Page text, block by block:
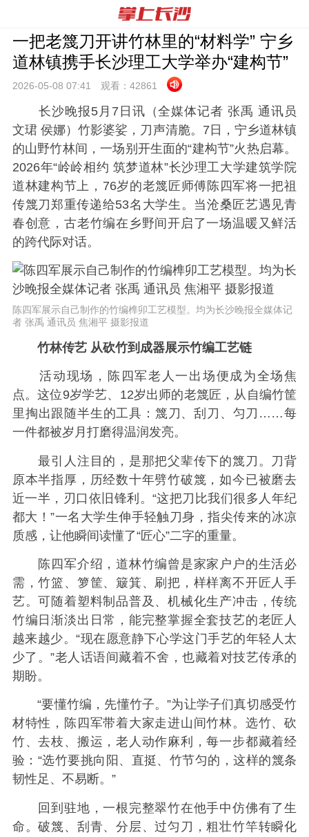
一把老篾刀开讲竹林里的“材料学” 宁乡
道林镇携手长沙理工大学举办“建构节”
2026-05-08 07:41 观看： 42861
长沙晚报5月7日讯（全媒体记者 张禹 通讯员
文珺 侯娜）竹影婆娑，刀声清脆。7日，宁乡道林镇
的山野竹林间，一场别开生面的“建构节”火热启幕。
2026年“岭岭相约 筑梦道林”长沙理工大学建筑学院
道林建构节上，76岁的老篾匠师傅陈四军将一把祖
传篾刀郑重传递给53名大学生。当沧桑匠艺遇见青
春创意，古老竹编在乡野间开启了一场温暖又鲜活
的跨代际对话。
陈四军展示自己制作的竹编榫卯工艺模型。均为长沙晚报全媒体记
者 张禹 通讯员 焦湘平 摄影报道
竹林传艺 从砍竹到成器展示竹编工艺链
活动现场，陈四军老人一出场便成为全场焦
点。这位9岁学艺、12岁出师的老篾匠，从自编竹筐
里掏出跟随半生的工具：篾刀、刮刀、匀刀……每
一件都被岁月打磨得温润发亮。
最引人注目的，是那把父辈传下的篾刀。刀背
原本半指厚，历经数十年劈竹破篾，如今已被磨去
近一半，刃口依旧锋利。“这把刀比我们很多人年纪
都大！”一名大学生伸手轻触刀身，指尖传来的冰凉
质感，让他瞬间读懂了“匠心”二字的重量。
陈四军介绍，道林竹编曾是家家户户的生活必
需，竹篮、箩筐、簸箕、刷把，样样离不开匠人手
艺。可随着塑料制品普及、机械化生产冲击，传统
竹编日渐淡出日常，能完整掌握全套技艺的老匠人
越来越少。“现在愿意静下心学这门手艺的年轻人太
少了。”老人话语间藏着不舍，也藏着对技艺传承的
期盼。
“要懂竹编，先懂竹子。”为让学子们真切感受竹
材特性，陈四军带着大家走进山间竹林。选竹、砍
竹、去枝、搬运，老人动作麻利，每一步都藏着经
验：“选竹要挑向阳、直挺、竹节匀的，这样的篾条
韧性足、不易断。”
回到驻地，一根完整翠竹在他手中仿佛有了生
命。破篾、刮青、分层、过匀刀，粗壮竹竿转瞬化